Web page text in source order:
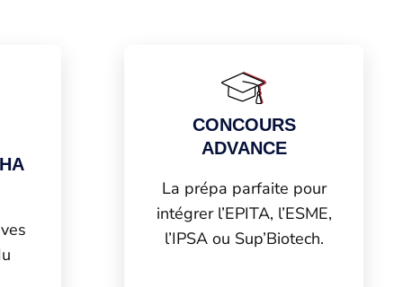
CONCOURS
ADVANCE
La prépa parfaite pour
intégrer l’EPITA, l’ESME,
l’IPSA ou Sup’Biotech.